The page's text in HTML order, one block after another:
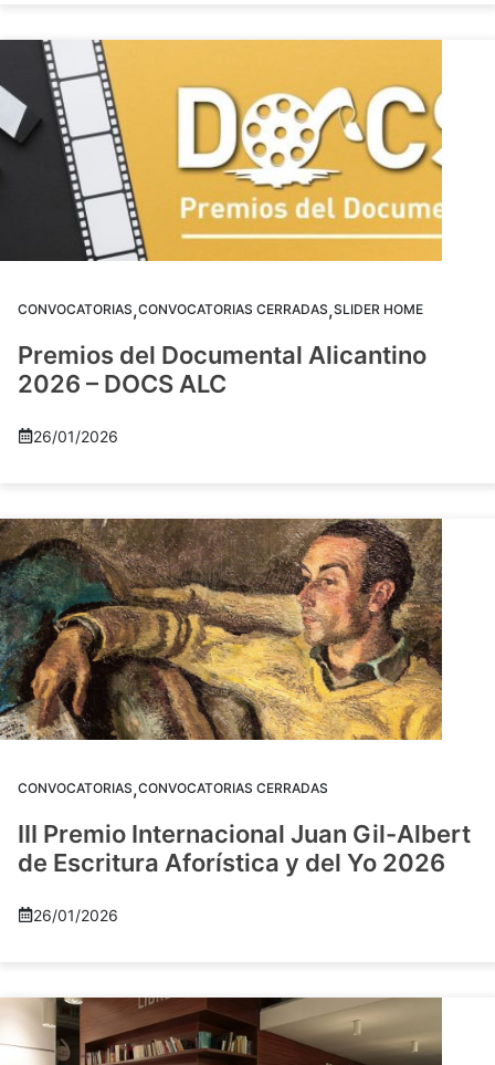
CONVOCATORIAS,CONVOCATORIAS CERRADAS,SLIDER HOME
Premios del Documental Alicantino
2026 – DOCS ALC
26/01/2026
CONVOCATORIAS,CONVOCATORIAS CERRADAS
III Premio Internacional Juan Gil-Albert
de Escritura Aforística y del Yo 2026
26/01/2026